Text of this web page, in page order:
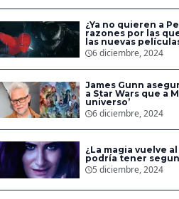
¿Ya no quieren a
razones por las
las nuevas
6 diciembre, 2024
James Gunn
a Star Wars que a
universo’
6 diciembre, 2024
¿La magia vuelve al
podría tener
5 diciembre, 2024